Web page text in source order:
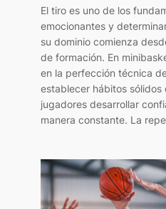
El tiro es uno de los
emocionantes y
su dominio comienza
de formación. En
en la perfección técnica
establecer hábitos sólidos
jugadores desarrollar
manera constante. La